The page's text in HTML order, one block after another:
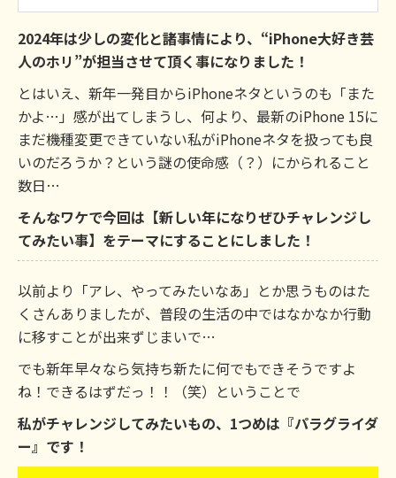
2024年は少しの変化と諸事情により、“iPhone大好き芸
人のホリ”が担当させて頂く事になりました！
とはいえ、新年一発目からiPhoneネタというのも「また
かよ…」感が出てしまうし、何より、最新のiPhone 15に
まだ機種変更できていない私がiPhoneネタを扱っても良
いのだろうか？という謎の使命感（？）にかられること
数日…
そんなワケで今回は【新しい年になりぜひチャレンジし
てみたい事】をテーマにすることにしました！
以前より「アレ、やってみたいなあ」とか思うものはた
くさんありましたが、普段の生活の中ではなかなか行動
に移すことが出来ずじまいで…
でも新年早々なら気持ち新たに何でもできそうですよ
ね！できるはずだっ！！（笑）ということで
私がチャレンジしてみたいもの、1つめは『パラグライダ
ー』です！